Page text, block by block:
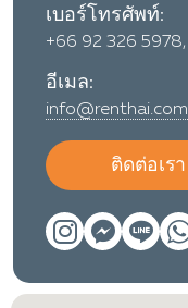
เบอร์โทรศัพท์:
+66 92 326 5978,
อีเมล:
info@renthai.com
ติดต่อเรา